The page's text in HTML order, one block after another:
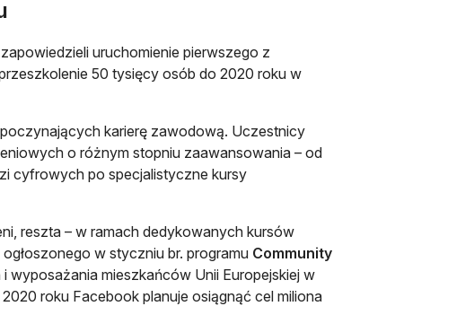
uruchomienie pierwszego z
50 tysięcy osób do 2020 roku w
karierę zawodową. Uczestnicy
o różnym stopniu zaawansowania – od
cyfrowych po specjalistyczne kursy
reszta – w ramach dedykowanych kursów
w styczniu br. programu Community
wyposażania mieszkańców Unii Europejskiej w
roku Facebook planuje osiągnąć cel miliona